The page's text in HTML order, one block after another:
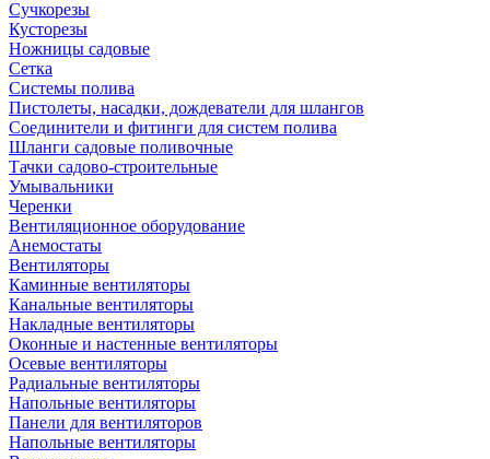
Сучкорезы
Кусторезы
Ножницы садовые
Сетка
Системы полива
Пистолеты, насадки, дождеватели для шлангов
Соединители и фитинги для систем полива
Шланги садовые поливочные
Тачки садово-строительные
Умывальники
Черенки
Вентиляционное оборудование
Анемостаты
Вентиляторы
Каминные вентиляторы
Канальные вентиляторы
Накладные вентиляторы
Оконные и настенные вентиляторы
Осевые вентиляторы
Радиальные вентиляторы
Напольные вентиляторы
Панели для вентиляторов
Напольные вентиляторы